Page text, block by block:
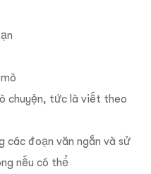
chuyện, tức là viết theo
các đoạn văn ngắn và sử
nếu có thể